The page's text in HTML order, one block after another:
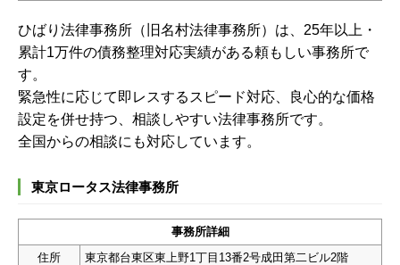
ひばり法律事務所（旧名村法律事務所）は、25年以上・
累計1万件の債務整理対応実績がある頼もしい事務所で
す。
緊急性に応じて即レスするスピード対応、良心的な価格
設定を併せ持つ、相談しやすい法律事務所です。
全国からの相談にも対応しています。
東京ロータス法律事務所
事務所詳細
住所
東京都台東区東上野1丁目13番2号成田第二ビル2階